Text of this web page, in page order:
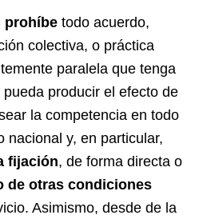
prohíbe todo acuerdo,
colectiva, o práctica
paralela que tenga
producir el efecto de
la competencia en todo
nacional y, en particular,
fijación, de forma directa o
de otras condiciones
Asimismo, desde de la